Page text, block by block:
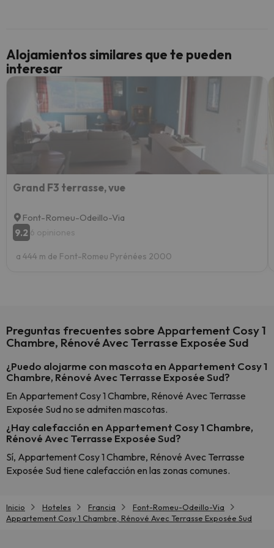
Alojamientos similares que te pueden
interesar
Grand F3 terrasse, vue
Font-Romeu-Odeillo-Via
9.2 6 opiniones
a 444 m de Font-Romeu Pyrénées 2000
Preguntas frecuentes sobre Appartement Cosy 1
Chambre, Rénové Avec Terrasse Exposée Sud
¿Puedo alojarme con mascota en Appartement Cosy 1
Chambre, Rénové Avec Terrasse Exposée Sud?
En Appartement Cosy 1 Chambre, Rénové Avec Terrasse
Exposée Sud no se admiten mascotas.
¿Hay calefacción en Appartement Cosy 1 Chambre,
Rénové Avec Terrasse Exposée Sud?
Sí, Appartement Cosy 1 Chambre, Rénové Avec Terrasse
Exposée Sud tiene calefacción en las zonas comunes.
Inicio Hoteles Francia
Font-Romeu-Odeillo-Via
Appartement Cosy 1 Chambre, Rénové Avec Terrasse Exposée Sud